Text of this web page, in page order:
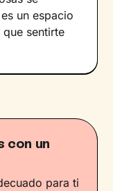
un espacio
sentirte
con un
para ti